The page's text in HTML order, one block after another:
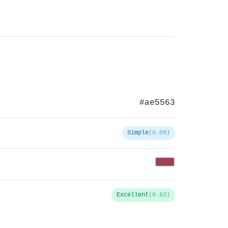
#ae5563
Simple(0.09)
Excellent (0.83)